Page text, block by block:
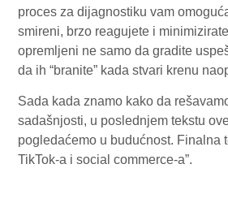
proces za dijagnostiku vam
smireni, brzo reagujete i
opremljeni ne samo da gradite
da ih “branite” kada stvari krenu
Sada kada znamo kako da
sadašnjosti, u poslednjem tekstu
pogledaćemo u budućnost. Finalna
TikTok-a i social commerce-a”.